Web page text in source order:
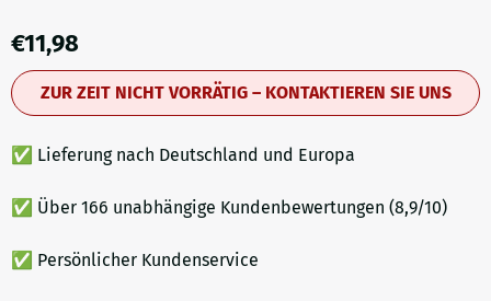
€11,98
ZUR ZEIT NICHT VORRÄTIG – KONTAKTIEREN SIE UNS
✅ Lieferung nach Deutschland und Europa
✅ Über 166 unabhängige Kundenbewertungen (8,9/10)
✅ Persönlicher Kundenservice